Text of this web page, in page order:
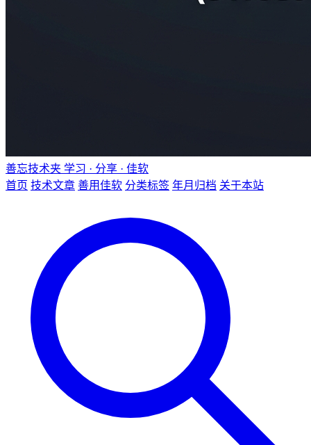
善忘技术夹 学习 · 分享 · 佳软
首页 技术文章 善用佳软 分类标签 年月归档 关于本站